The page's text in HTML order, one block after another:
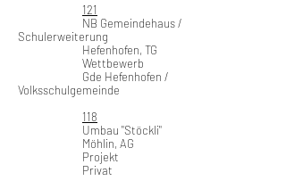
121
NB Gemeindehaus /
Schulerweiterung
Hefenhofen, TG
Wettbewerb
Gde Hefenhofen /
Volksschulgemeinde
118
Umbau "Stöckli"
Möhlin, AG
Projekt
Privat